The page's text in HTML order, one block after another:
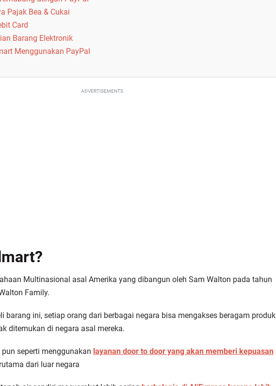
Pajak Bea & Cukai
Card
Barang Elektronik
Menggunakan PayPal
ADVERTISEMENTS
Multinasional asal Amerika yang dibangun oleh Sam Walton pada tahun
Family.
barang ini, setiap orang dari berbagai negara bisa mengakses beragam produk
ditemukan di negara asal mereka.
seperti menggunakan layanan door to door yang akan memberi kepuasan
dari luar negara